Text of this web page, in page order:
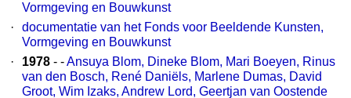
Vormgeving en Bouwkunst
·
documentatie van het Fonds voor Beeldende Kunsten,
Vormgeving en Bouwkunst
·
1978 - -Ansuya Blom, Dineke Blom, Mari Boeyen, Rinus
van den Bosch, René Daniëls, Marlene Dumas, David
Groot, Wim Izaks, Andrew Lord, Geertjan van Oostende